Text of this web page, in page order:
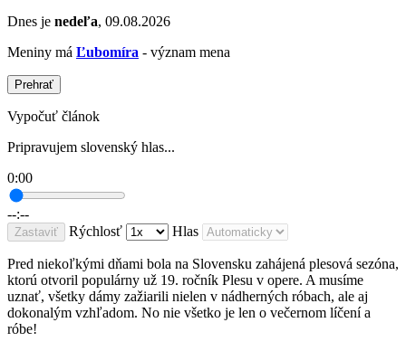
Dnes je nedeľa, 09.08.2026
Meniny má Ľubomíra - význam mena
Prehrať
Vypočuť článok
Pripravujem slovenský hlas...
0:00
--:--
Zastaviť Rýchlosť Hlas
Pred niekoľkými dňami bola na Slovensku zahájená plesová sezóna,
ktorú otvoril populárny už 19. ročník Plesu v opere. A musíme
uznať, všetky dámy zažiarili nielen v nádherných róbach, ale aj
dokonalým vzhľadom. No nie všetko je len o večernom líčení a
róbe!